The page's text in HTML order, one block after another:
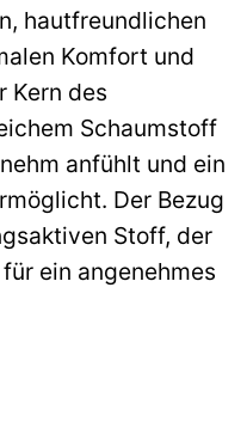
hautfreundlichen
Komfort und
Kern des
Schaumstoff
anfühlt und ein
Der Bezug
Stoff, der
ein angenehmes